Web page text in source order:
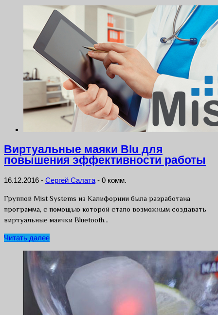
Виртуальные маяки Blu для
повышения эффективности работы
16.12.2016 - Сергей Салата - 0 комм.
Группой Mist Systems из Калифорнии была разработана
программа, с помощью которой стало возможным создавать
виртуальные маячки Bluetooth…
Читать далее